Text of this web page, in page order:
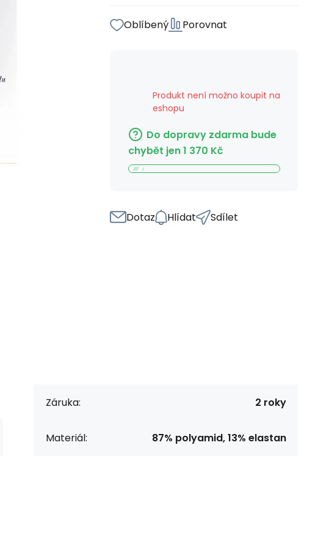
Oblíbený Porovnat
Produkt není možno koupit na
eshopu
Do dopravy zdarma bude
chybět jen1 370 Kč
Dotaz Hlídat Sdílet
Záruka: 2 roky
Materiál: 87% polyamid, 13% elastan